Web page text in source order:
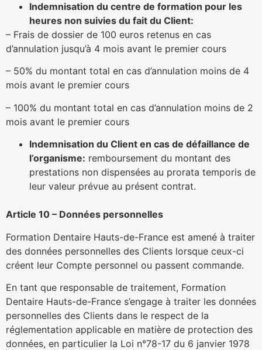
Indemnisation du centre de formation pour les
heures non suivies du fait du Client:
– Frais de dossier de 100 euros retenus en cas
d’annulation jusqu’à 4 mois avant le premier cours
– 50% du montant total en cas d’annulation moins de 4
mois avant le premier cours
– 100% du montant total en cas d’annulation moins de 2
mois avant le premier cours
Indemnisation du Client en cas de défaillance de
l’organisme: remboursement du montant des
prestations non dispensées au prorata temporis de
leur valeur prévue au présent contrat.
Article 10 – Données personnelles
Formation Dentaire Hauts-de-France est amené à traiter
des données personnelles des Clients lorsque ceux-ci
créent leur Compte personnel ou passent commande.
En tant que responsable de traitement, Formation
Dentaire Hauts-de-France s’engage à traiter les données
personnelles des Clients dans le respect de la
réglementation applicable en matière de protection des
données, en particulier la Loi n°78-17 du 6 janvier 1978